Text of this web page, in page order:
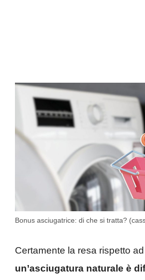
Bonus asciugatrice: di che si tratta?
Certamente la resa rispetto ad
un’asciugatura naturale è